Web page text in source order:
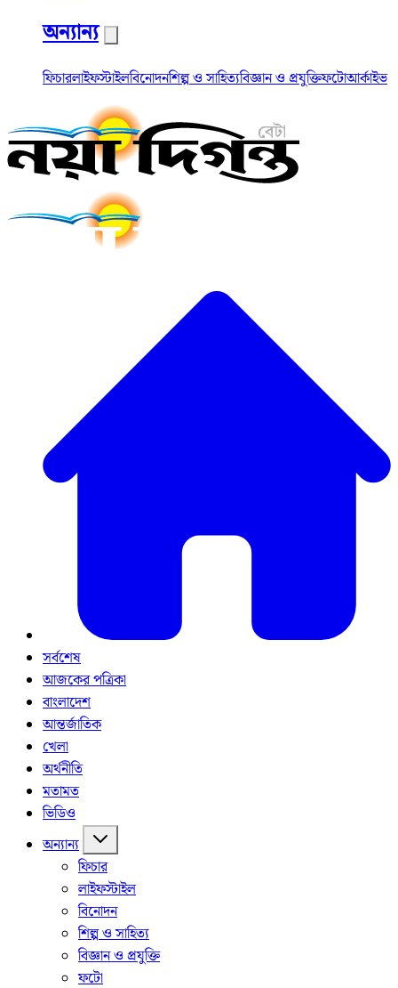
অন্যান্য
ফিচারলাইফস্টাইলবিনোদনশিল্প ও সাহিত্যবিজ্ঞান ও প্রযুক্তিফটোআর্কাইভ
সর্বশেষ
আজকের পত্রিকা
বাংলাদেশ
আন্তর্জাতিক
খেলা
অর্থনীতি
মতামত
ভিডিও
অন্যান্য
ফিচার
লাইফস্টাইল
বিনোদন
শিল্প ও সাহিত্য
বিজ্ঞান ও প্রযুক্তি
ফটো